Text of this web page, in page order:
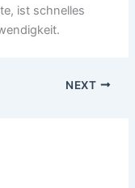
ist schnelles
NEXT